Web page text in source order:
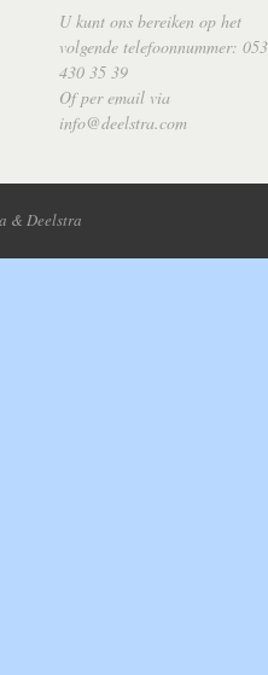
U kunt ons bereiken op het
volgende telefoonnummer:
430 35 39
Of per email via
info@deelstra.com
& Deelstra